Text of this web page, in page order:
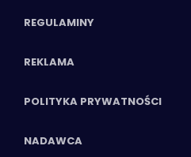
REGULAMINY
REKLAMA
POLITYKA PRYWATNOŚCI
NADAWCA